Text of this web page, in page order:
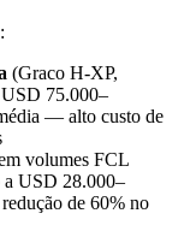
(Graco H-XP,
USD 75.000–
— alto custo de
volumes FCL
a USD 28.000–
de 60% no